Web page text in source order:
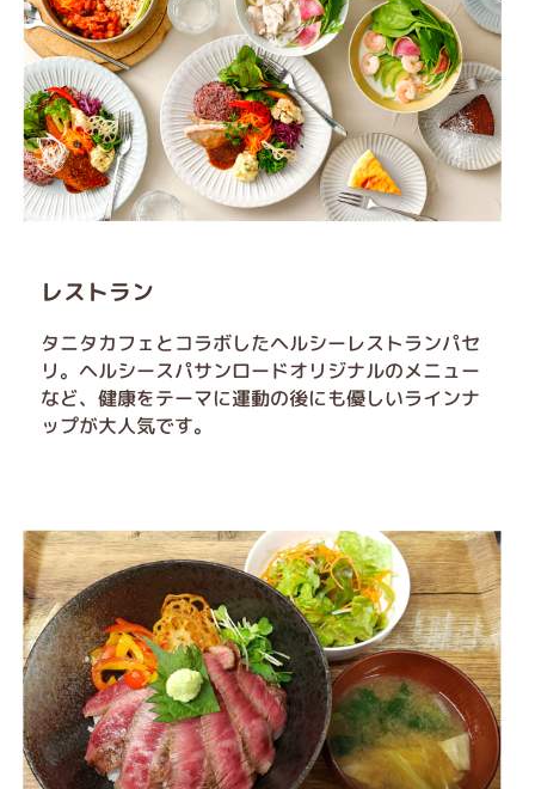
レストラン
タニタカフェとコラボしたヘルシーレストランパセ
リ。ヘルシースパサンロードオリジナルのメニュー
など、健康をテーマに運動の後にも優しいラインナ
ップが大人気です。